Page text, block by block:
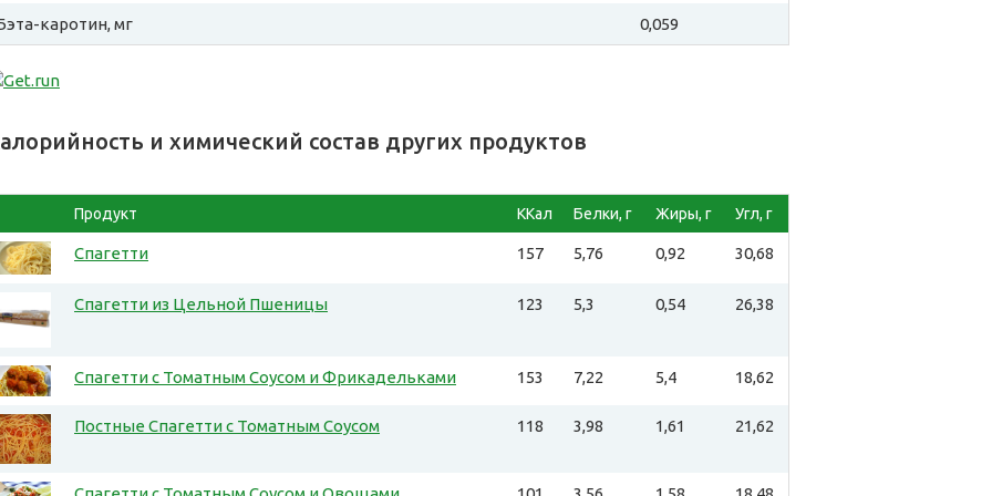
каротин, мг 0,059
и химический состав других продуктов
Продукт ККал Белки, г Жиры, г Угл, г
Спагетти 157 5,76 0,92 30,68
Спагетти из Цельной Пшеницы 123 5,3 0,54 26,38
Спагетти с Томатным Соусом и Фрикадельками 153 7,22 5,4 18,62
Постные Спагетти с Томатным Соусом 118 3,98 1,61 21,62